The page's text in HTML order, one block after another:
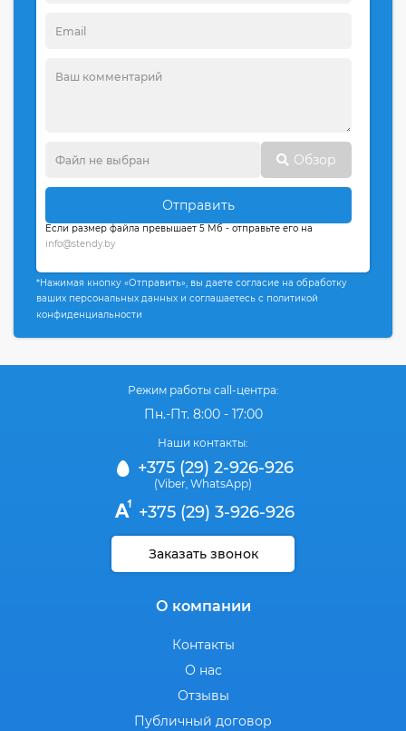
Обзор
Отправить
Если размер файла превышает 5 Мб - отправьте его на
info@stendy.by
*Нажимая кнопку «Отправить», вы даете согласие на обработку
ваших персональных данных и соглашаетесь с политикой
конфиденциальности
Режим работы call-центра:
Пн.-Пт. 8:00 - 17:00
Наши контакты:
+375 (29) 2-926-926
(Viber WhatsApp)
+375 (29) 3-926-926
Заказать звонок
О компании
Контакты
О нас
Отзывы
Публичный договор